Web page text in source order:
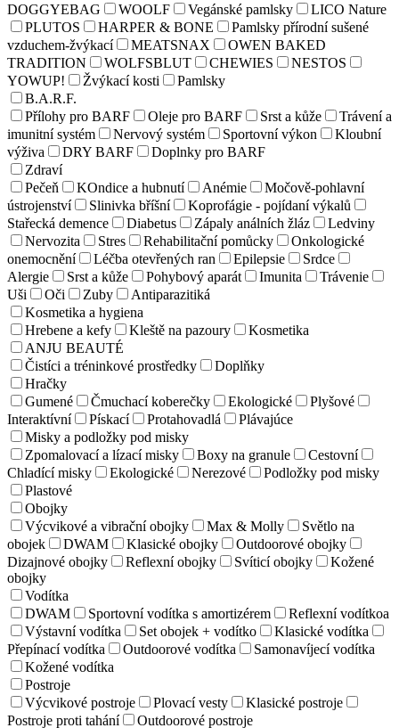
DOGGYEBAG
WOOLF Vegánské pamlsky
LICO Nature
PLUTOS
HARPER & BONE
Pamlsky přírodní sušené
vzduchem-žvýkací
MEATSNAX
OWEN BAKED
TRADITION
WOLFSBLUT CHEWIES
NESTOS
YOWUP!
Žvýkací kosti
Pamlsky
B.A.R.F.
Přílohy pro BARF
Oleje pro BARF Srst a kůže
Trávení a
imunitní systém
Nervový systém Sportovní výkon
Kloubní
výživa
DRY BARF
Doplnky pro BARF
Zdraví
Pečeň
KOndice a hubnutí Anémie
Močově-pohlavní
ústrojenství
Slinivka bříšní
Koprofágie - pojídaní výkalů
Stařecká demence
Diabetus Zápaly análních žláz
Ledviny
Nervozita
Stres Rehabilitační pomůcky
Onkologické
onemocnění
Léčba otevřených ran Epilepsie
Srdce
Alergie
Srst a kůže Pohybový aparát Imunita
Trávenie
Uši
Oči Zuby
Antiparazitiká
Kosmetika a hygiena
Hrebene a kefy
Kleště na pazoury
Kosmetika
ANJU BEAUTÉ
Čistíci a tréninkové prostředky
Doplňky
Hračky
Gumené
Čmuchací koberečky Ekologické
Plyšové
Interaktívní
Pískací Protahovadlá
Plávajúce
Misky a podložky pod misky
Zpomalovací a lízací misky
Boxy na granule
Cestovní
Chladící misky
Ekologické Nerezové
Podložky pod misky
Plastové
Obojky
Výcvikové a vibrační obojky
Max & Molly
Světlo na
obojek
DWAM Klasické obojky
Outdoorové obojky
Dizajnové obojky
Reflexní obojky Svíticí obojky
Kožené
obojky
Vodítka
DWAM
Sportovní vodítka s amortizérem
Reflexní vodítkoa
Výstavní vodítka
Set obojek + vodítko
Klasické vodítka
Přepínací vodítka
Outdoorové vodítka
Samonavíjecí vodítka
Kožené vodítka
Postroje
Výcvikové postroje
Plovací vesty
Klasické postroje
Postroje proti tahání
Outdoorové postroje